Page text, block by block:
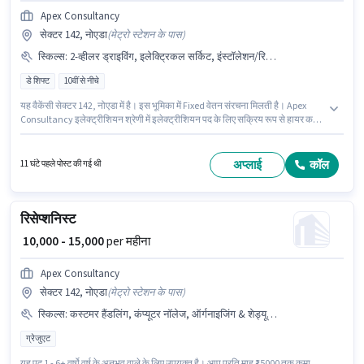
Apex Consultancy
सेक्टर 142, नोएडा(मेट्रो स्टेशन के पास)
स्किल्स: 2-व्हीलर ड्राइविंग, इलेक्ट्रिकल सर्किट, इंस्टॉलेशन/रिपेयर
डे शिफ्ट 10वीं से नीचे
यह वैकेंसी सेक्टर 142, नोएडा में है। इस भूमिका में Fixed वेतन संरचना मिलती है। Apex
Consultancy इलेक्ट्रीशियन श्रेणी में इलेक्ट्रीशियन पद के लिए सक्रिय रूप से हायर कर
और 6 days working प्रति सप्ताह है। 10वीं से नीचे योग्यता वाले उम्मीदवार इस भूमिका के
11 घंटे पहले पोस्ट की गई थी अप्लाई कॉल
रिसेप्शनिस्ट
₹ 10,000 - 15,000per महीना
Apex Consultancy
सेक्टर 142, नोएडा(मेट्रो स्टेशन के पास)
स्किल्स: कस्टमर हैंडलिंग, कंप्यूटर नॉलेज, ऑर्गनाइजिंग & शेड्यूलिंग, कॉल हैंडलिंग
ग्रेजुएट